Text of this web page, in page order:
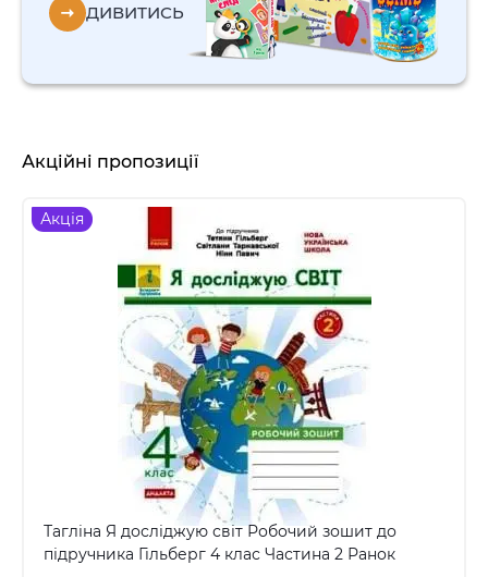
ДИВИТИСЬ
Акційні пропозиції
Акція
Тагліна Я досліджую світ Робочий зошит до
підручника Гільберг 4 клас Частина 2 Ранок